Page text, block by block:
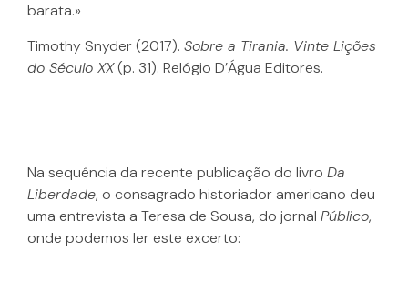
barata.»
Timothy Snyder (2017). Sobre a Tirania. Vinte Lições
do Século XX(p. 31). Relógio D’Água Editores.
Na sequência da recente publicação do livro Da
Liberdade, o consagrado historiador americano deu
uma entrevista a Teresa de Sousa, do jornal Público,
onde podemos ler este excerto: